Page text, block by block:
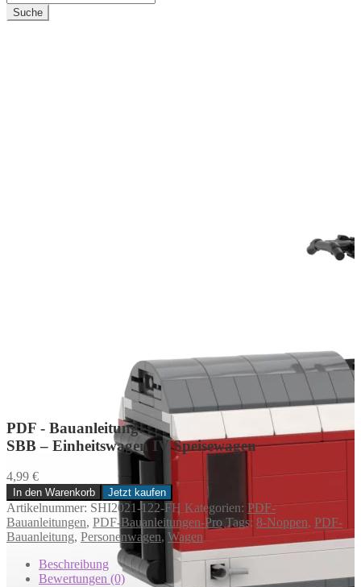
Suche
PDF - Bauanleitung:
SBB – Einheitswagen IV Speisewagen
4,99 €
SBB
-
Einheitswagen
IV
Speisewagen
Menge
In den Warenkorb Jetzt kaufen
Artikelnummer: SHI2021-122-FH Kategorien: PDF-
Bauanleitungen, PDF-Bauanleitungen-Pro Tags: 8-Noppen, PDF-
Bauanleitung, Personenwagen, Wagen
Beschreibung
Bewertungen (0)